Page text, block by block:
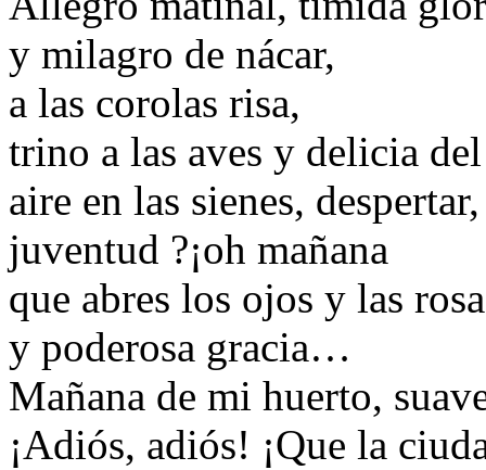
y milagro de nácar,
a las corolas risa,
trino a las aves y delicia
aire en las sienes,
juventud ?¡oh mañana
que abres los ojos y las
y poderosa gracia…
Mañana de mi huerto,
¡Adiós, adiós! ¡Que la